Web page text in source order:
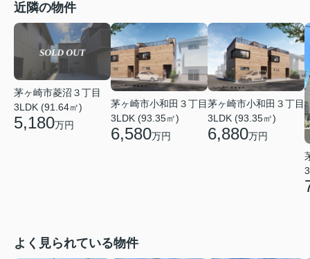
近隣の物件
茅ヶ崎市菱沼３丁目
3LDK (91.64㎡)
5,180万円
茅ヶ崎市小和田３丁目
3LDK (93.35㎡)
6,580万円
茅ヶ崎市小和田３丁目
3LDK (93.35㎡)
6,880万円
よく見られている物件